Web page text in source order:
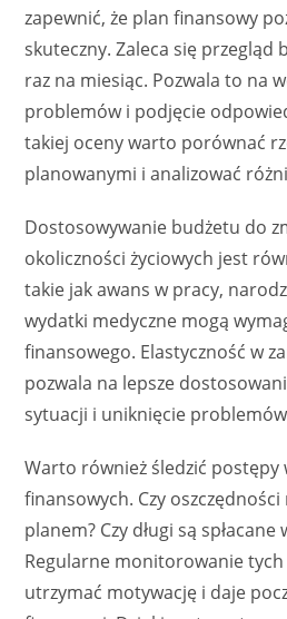
zapewnić, że plan finansowy
skuteczny. Zaleca się przegląd
raz na miesiąc. Pozwala to na
problemów i podjęcie
takiej oceny warto porównać
planowanymi i analizować
Dostosowywanie budżetu do
okoliczności życiowych jest
takie jak awans w pracy,
wydatki medyczne mogą
finansowego. Elastyczność w
pozwala na lepsze
sytuacji i uniknięcie
Warto również śledzić postępy
finansowych. Czy
planem? Czy długi są
Regularne monitorowanie
utrzymać motywację i daje